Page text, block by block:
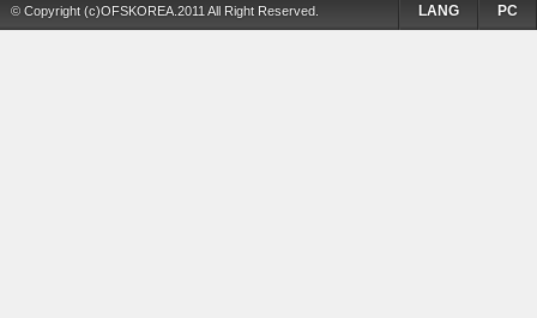
© Copyright (c)OFSKOREA.2011 All Right Reserved. PC
LANG